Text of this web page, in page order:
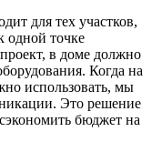
для тех участков,
одной точке
в доме должно
Когда на
использовать, мы
Это решение
бюджет на